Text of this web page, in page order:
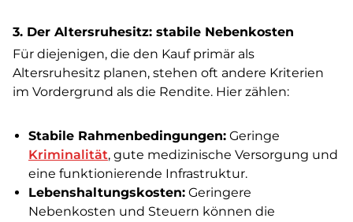
3. Der Altersruhesitz: stabile Nebenkosten
Für diejenigen, die den Kauf primär als
Altersruhesitz planen, stehen oft andere Kriterien
im Vordergrund als die Rendite. Hier zählen:
Stabile Rahmenbedingungen: Geringe
Kriminalität, gute medizinische Versorgung und
eine funktionierende Infrastruktur.
Lebenshaltungskosten: Geringere
Nebenkosten und Steuern können die